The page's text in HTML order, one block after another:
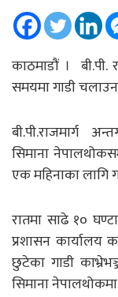
काठमाडौं ।
समयमा गाडी
बी.पी.राजमार्ग
सिमाना
एक महिनाका लागि
रातमा साढे १०
प्रशासन कार्यालय
छुटेका गाडी
सिमाना